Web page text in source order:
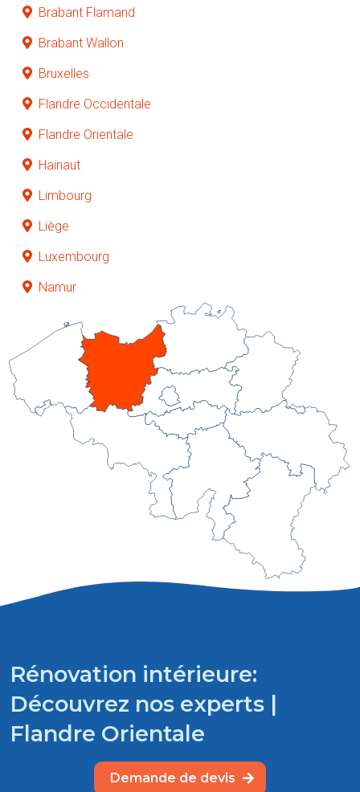
Brabant Flamand
Brabant Wallon
Bruxelles
Flandre Occidentale
Flandre Orientale
Hainaut
Limbourg
Liège
Luxembourg
Namur
Rénovation intérieure:
Découvrez nos experts |
Flandre Orientale
Demande de devis